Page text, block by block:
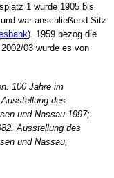
1 wurde 1905 bis
war anschließend Sitz
). 1959 bezog die
03 wurde es von
100 Jahre im
des
und Nassau 1997;
Ausstellung des
und Nassau,